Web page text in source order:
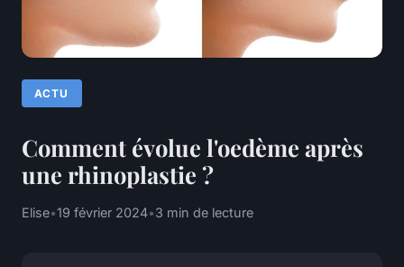
ACTU
Comment évolue l'oedème après
une rhinoplastie ?
Elise•19 février 2024•3 min de lecture